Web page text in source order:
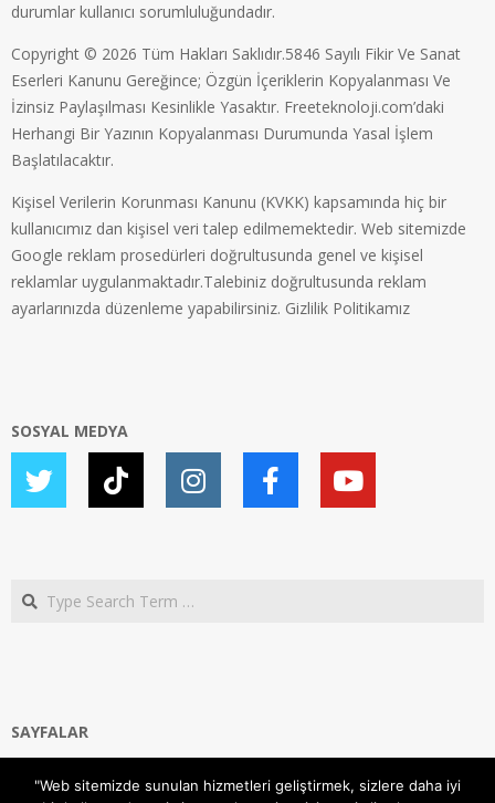
durumlar kullanıcı sorumluluğundadır.
Copyright © 2026 Tüm Hakları Saklıdır.5846 Sayılı Fikir Ve Sanat
Eserleri Kanunu Gereğince; Özgün İçeriklerin Kopyalanması Ve
İzinsiz Paylaşılması Kesinlikle Yasaktır. Freeteknoloji.com’daki
Herhangi Bir Yazının Kopyalanması Durumunda Yasal İşlem
Başlatılacaktır.
Kişisel Verilerin Korunması Kanunu (KVKK) kapsamında hiç bir
kullanıcımız dan kişisel veri talep edilmemektedir. Web sitemizde
Google reklam prosedürleri doğrultusunda genel ve kişisel
reklamlar uygulanmaktadır.Talebiniz doğrultusunda reklam
ayarlarınızda düzenleme yapabilirsiniz. Gizlilik Politikamız
SOSYAL MEDYA
Search
SAYFALAR
Gizlilik ve Çerezler (Cookies) Politikası
"Web sitemizde sunulan hizmetleri geliştirmek, sizlere daha iyi